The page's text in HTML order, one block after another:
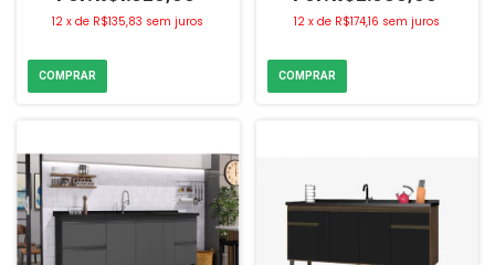
12 xde R$135,83 sem juros 12 xde R$174,16 sem juros